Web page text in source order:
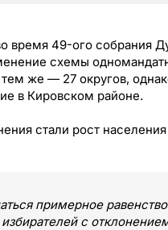
время 49-ого собрания
схемы
же — 27 округов,
в Кировском районе.
стали рост
примерное
избирателей с